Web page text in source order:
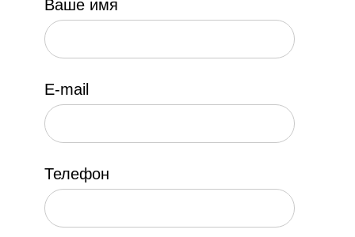
+ персональный подбор
18 600 р.